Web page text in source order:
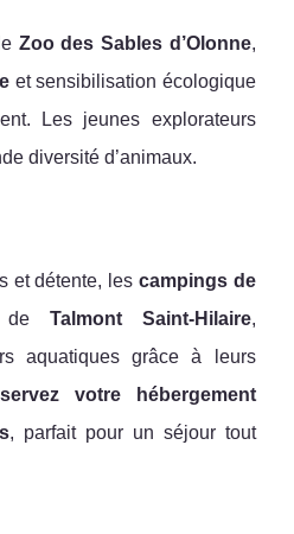
Zoo des Sables d’Olonne,
et sensibilisation écologique
Les jeunes explorateurs
diversité d’animaux.
et détente, les campings de
de Talmont Saint-Hilaire,
aquatiques grâce à leurs
votre hébergement
, parfait pour un séjour tout